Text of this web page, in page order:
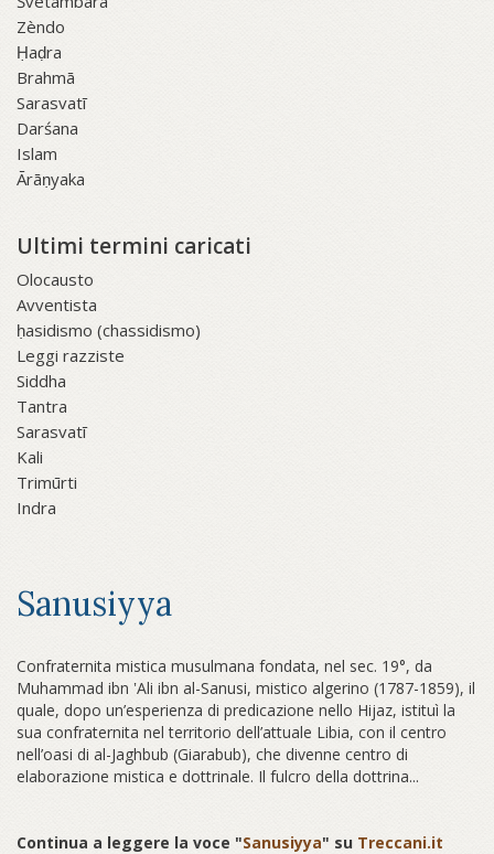
Zèndo
Ḥaḍra
Brahmā
Sarasvatī
Darśana
Islam
Ārāṇyaka
Ultimi termini caricati
Olocausto
Avventista
ḥasidismo (chassidismo)
Leggi razziste
Siddha
Tantra
Sarasvatī
Kali
Trimūrti
Indra
Sanusiyya
Confraternita mistica musulmana fondata, nel sec. 19°, da
Muhammad ibn ‛Ali ibn al-Sanusi, mistico algerino (1787-1859), il
quale, dopo un’esperienza di predicazione nello Hijaz, istituì la
sua confraternita nel territorio dell’attuale Libia, con il centro
nell’oasi di al-Jaghbub (Giarabub), che divenne centro di
elaborazione mistica e dottrinale. Il fulcro della dottrina...
Continua a leggere la voce "Sanusiyya" su Treccani.it